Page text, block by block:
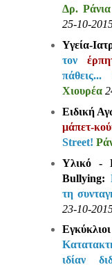
Δρ.
25-10-
Υγεία-
τον
πάθεις...
Χιουρέα
Ειδική
μάπετ-
Street!
Υλικό -
Bullying:
τη
23-10-
ιδίαν